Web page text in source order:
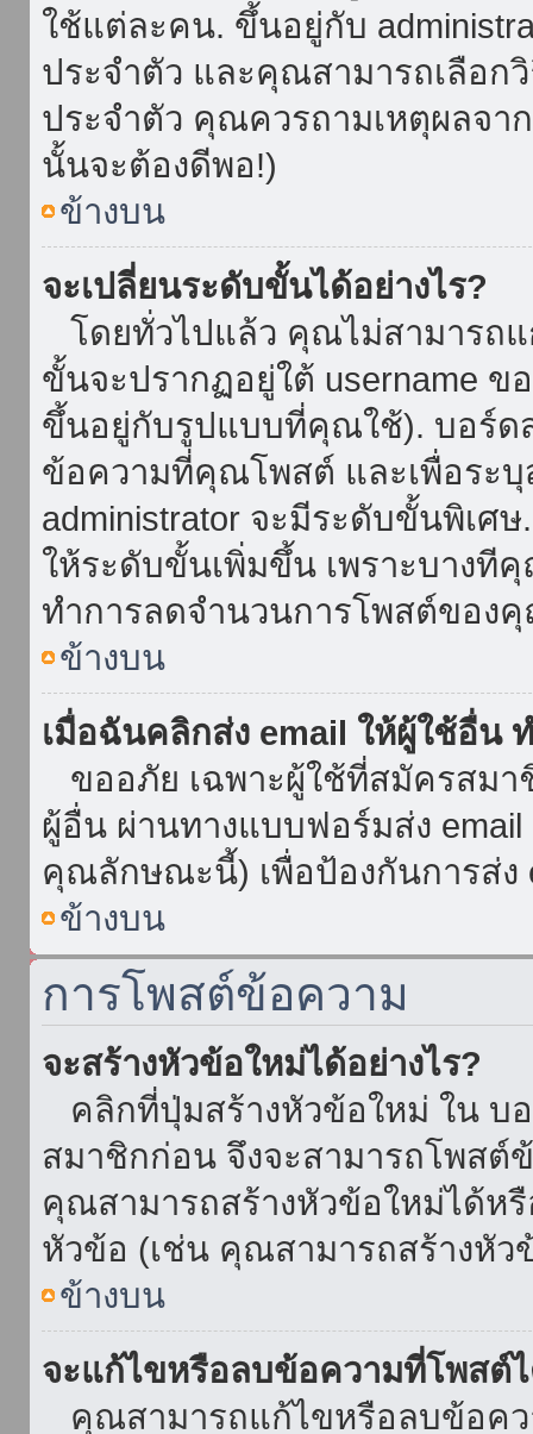
ใช้แต่ละคน. ขึ้นอยู่กับ
ประจำตัว และคุณสามารถเลือก
ประจำตัว คุณควรถามเหตุผลจา
นั้นจะต้องดีพอ!)
ข้างบน
จะเปลี่ยนระดับขั้นได้อย่างไร?
โดยทั่วไปแล้ว คุณไม่สามารถ
ขั้นจะปรากฏอยู่ใต้ username
ขึ้นอยู่กับรูปแบบที่คุณใช้). บอร์ด
ข้อความที่คุณโพสต์ และเพื่อระบุ
administrator จะมีระดับขั้นพิเศ
ให้ระดับขั้นเพิ่มขึ้น เพราะบางที
ทำการลดจำนวนการโพสต์ของ
ข้างบน
เมื่อฉันคลิกส่ง email ให้ผู้ใช้อื่น
ขออภัย เฉพาะผู้ใช้ที่สมัครสมา
ผู้อื่น ผ่านทางแบบฟอร์มส่ง
คุณลักษณะนี้) เพื่อป้องกันการส่ง
ข้างบน
การโพสต์ข้อความ
จะสร้างหัวข้อใหม่ได้อย่างไร?
คลิกที่ปุ่มสร้างหัวข้อใหม่ ใน บ
สมาชิกก่อน จึงจะสามารถโพส
คุณสามารถสร้างหัวข้อใหม่ได้ห
หัวข้อ (เช่น คุณสามารถสร้างหั
ข้างบน
จะแก้ไขหรือลบข้อความที่โพสต์ไ
คุณสามารถแก้ไขหรือลบข้อคว